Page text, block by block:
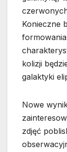
Konieczne
kolizji
galaktyki
Nowe
zdjęć